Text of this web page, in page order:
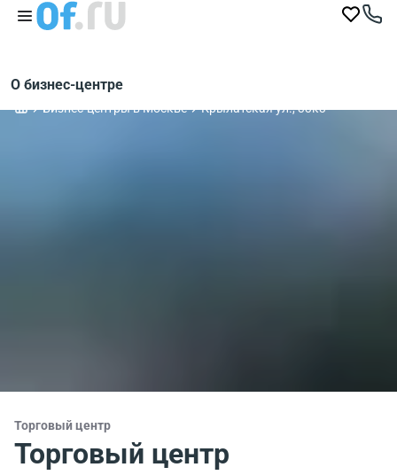
О бизнес-центре
Бизнес-центры в Москве Крылатская ул., 33к3
Торговый центр
Торговый центр